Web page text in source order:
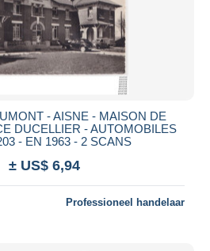
- AISNE - MAISON DE
DUCELLIER - AUTOMOBILES
- EN 1963 - 2 SCANS
± US$ 6,94
Professioneel handelaar